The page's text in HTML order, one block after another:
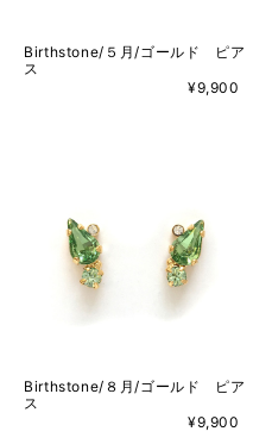
Birthstone/５月/ゴールド ピア
ス
¥9,900
Birthstone/８月/ゴールド ピア
ス
¥9,900